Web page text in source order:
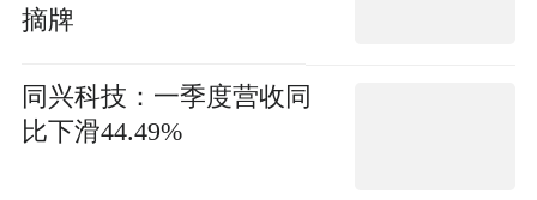
摘牌
同兴科技：一季度营收同
比下滑44.49%